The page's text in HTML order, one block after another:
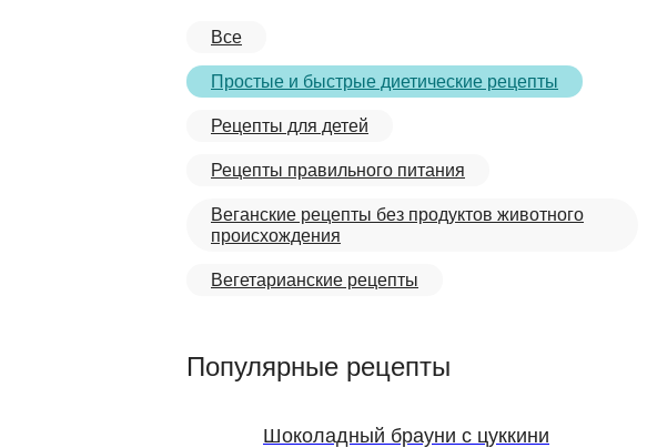
Все
Простые и быстрые диетические рецепты
Рецепты для детей
Рецепты правильного питания
Веганские рецепты без продуктов животного
происхождения
Вегетарианские рецепты
Популярные рецепты
Шоколадный брауни с цуккини